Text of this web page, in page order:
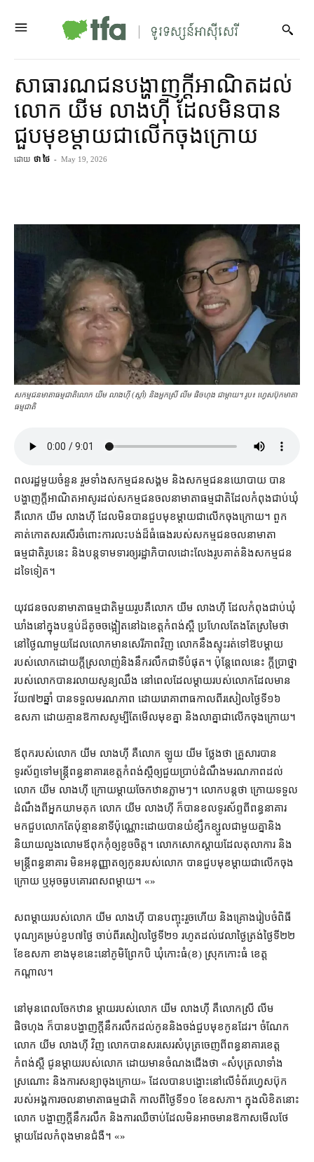
សាធារណជន​បង្ហាញ​ក្តី​អាណិត​ដល់​
លោក យីម លាងហ៊ី ដែល​មិន​បាន​
ជួប​មុខ​ម្តាយ​ជា​លើក​ចុង​ក្រោយ
ដោយ ថា ថៃ - May 19, 2026
សកម្មជនមាតាធម្មជាតិ​លោក យីម លាងហ៊ី (ស្ដាំ) និងអ្នកស្រី លីម ផិចហុង ជា​ម្ដាយ។ រូប៖ ហ្វេសប៊ុកមាតា
ធម្មជាតិ
ពលរដ្ឋ​មួយចំនួន រួម​ទាំង​សកម្មជន​សង្គម និង​សកម្មជន​នយោបាយ បាន​
បង្ហាញ​ក្តី​អាណិតអាសូរ​ដល់​សកម្មជន​ចលនា​មាតា​ធម្មជាតិ​ដែល​កំពុង​ជាប់ឃុំ​
គឺ​លោក យីម លាងហ៊ី ដែល​មិនបាន​ជួប​មុខ​ម្តាយ​ជា​លើក​ចុង​ក្រោយ​។ ពួក
គាត់​កោតសរសើរ​ចំពោះ​ការ​លះបង់​ដ៏​ធំធេង​របស់​សកម្មជន​ចលនា​មាតា​
ធម្មជាតិ​រូប​នេះ និង​បន្ត​ទាមទារ​ឲ្យ​រដ្ឋាភិបាល​ដោះលែង​រូប​គាត់​និង​សកម្មជន​
ដទៃទៀត។
យុវជន​ចលនា​មាតា​ធម្មជាតិ​មួយ​រូប​គឺ​លោក យីម លាងហ៊ី ដែល​កំពុង​ជាប់​ឃុំ
ឃាំង​នៅក្នុង​បន្ទប់​ដ៏​តូច​ចង្អៀត​នៅ​ឯ​ខេត្តកំពង់ស្ពឺ ប្រហែល​តែងតែ​ស្រមៃ​ថា
នៅ​ថ្ងៃ​ណាមួយ​ដែល​លោក​មាន​សេរីភាព​វិញ លោក​នឹង​ស្ទុះ​រត់​ទៅ​ឱប​ម្តាយ​
របស់​លោក​ដោយ​ក្តី​ស្រលាញ់​និង​នឹករលឹក​ជាទីបំផុត​។ ប៉ុន្តែ​ពេលនេះ ក្តី​ប្រាថ្នា​
របស់​លោក​បាន​រលាយ​សូន្យឈឹង នៅ​ពេល​ដែល​ម្តាយ​របស់​លោក​ដែល​មាន​
វ័យ​៧២​ឆ្នាំ បាន​ទទួល​មរណភាព ដោយ​រោគាពាធ​កាលពី​រសៀល​ថ្ងៃទី​១៦
ឧសភា ដោយ​គ្មាន​ឱកាស​សូម្បីតែ​មើល​មុខ​គ្នា និង​លាគ្នា​ជា​លើក​ចុង​ក្រោយ។
ឪពុក​របស់​លោក យីម លាងហ៊ី គឺ​លោក ឡូយ យីម ថ្លែង​ថា គ្រួសារ​បាន​
ទូរស័ព្ទ​ទៅ​មន្ត្រី​ពន្ធនាគារ​ខេត្តកំពង់ស្ពឺ​ឲ្យ​ជួយ​ប្រាប់​ដំណឹង​មរណភាព​ដល់​
លោក យីម លាងហ៊ី ក្រោយ​ម្តាយ​ចែក​ឋាន​ភ្លាមៗ​។ លោក​បន្ត​ថា ក្រោយ​ទទួល​
ដំណឹង​ពី​អ្នក​យាមគុក លោក យីម លាងហ៊ី ក៏បាន​ខ​ល​ទូរស័ព្ទ​ពី​ពន្ធនាគារ​
មក​ជួប​លោក​តែ​ប៉ុន្មាន​នាទី​ប៉ុណ្ណោះ​ដោយ​បាន​យំ​ខ្សឹកខ្សួល​ជាមួយគ្នា​និង​
និយាយ​លួងលោម​ឪពុក​កុំ​ឲ្យ​ខូចចិត្ត​។ លោក​សោកស្តាយ​ដែល​តុលាការ និង​
មន្ត្រី​ពន្ធនាគារ មិន​អនុញ្ញាត​ឲ្យ​កូន​របស់​លោក បាន​ជួប​មុខ​ម្តាយ​ជា​លើកចុង​
ក្រោយ ឬ​អុច​ធូប​គោរព​សព​ម្តាយ។ «»
សព​ម្តាយ​របស់​លោក យីម លាងហ៊ី បាន​បញ្ចុះ​រួចហើយ និង​គ្រោង​រៀបចំ​ពិធី
បុណ្យ​គម្រប់​ខួប​៧​ថ្ងៃ ចាប់ពី​រសៀល​ថ្ងៃទី​២១ រហូតដល់​វេលា​ថ្ងៃត្រង់​ថ្ងៃទី​២២
ខែ​ឧសភា ខាងមុខនេះ​នៅ​ភូមិ​ព្រែកបិ ឃុំ​កោះធំ​(​ខ​) ស្រុក​កោះធំ ខេត្ត
កណ្តាល។
នៅមុន​ពេល​ចែក​ឋាន ម្តាយ​របស់​លោក យីម លាងហ៊ី គឺ​លោកស្រី លីម
ផិចហុង ក៏បាន​បង្ហាញ​ក្តី​នឹករលឹក​ដល់​កូន​និង​ចង់​ជួប​មុខ​កូន​ដែរ​។ ចំណែក
លោក យីម លាងហ៊ី វិញ លោក​បាន​សរសេរ​សំបុត្រ​ចេញពី​ពន្ធនាគារ​ខេត្ត
កំពង់ស្ពឺ ជូន​ម្តាយ​របស់​លោក ដោយមាន​ចំណងជើង​ថា «​សំបុត្រ​លា​ទាំង​
ស្រណោះ និង​ការសន្យា​ចុងក្រោយ​» ដែល​បាន​បង្ហោះ​នៅ​លើ​ទំព័រ​ហ្វេសប៊ុក​
របស់​អង្គការ​ចលនា​មាតា​ធម្មជាតិ កាលពី​ថ្ងៃទី​១០ ខែឧសភា​។ ក្នុង​លិខិត​នោះ
លោក បង្ហាញ​ក្តី​នឹករលឹក និង​ការឈឺចាប់​ដែល​មិនអាច​មានឱកាស​មើលថែ​
ម្តាយ​ដែល​កំពុង​មាន​ជំងឺ។ «»